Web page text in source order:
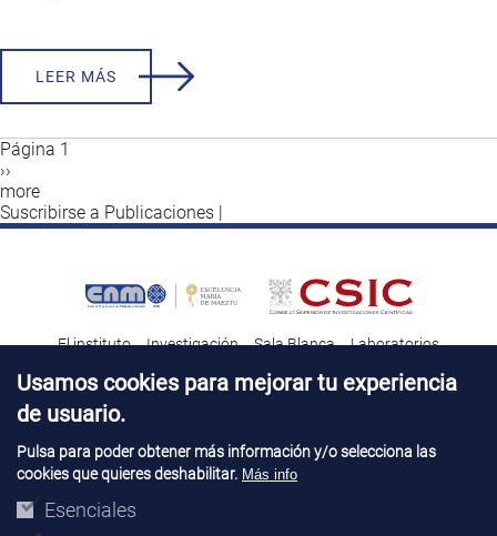
LEER MÁS
Paginación
Página 1
Siguiente
página
››
more
Suscribirse a Publicaciones |
El instituto Investigación Sala Blanca
Laboratorios
Transferencia tecnológica
Noticias & Divulgación Destacados
Contacto Talento
Aviso Legal Perfil del contatante © Copyright 2026. IMB-CNM
Usamos cookies para mejorar tu experiencia
de usuario.
Pulsa para poder obtener más información y/o selecciona las
cookies que quieres deshabilitar. Más info
Esenciales